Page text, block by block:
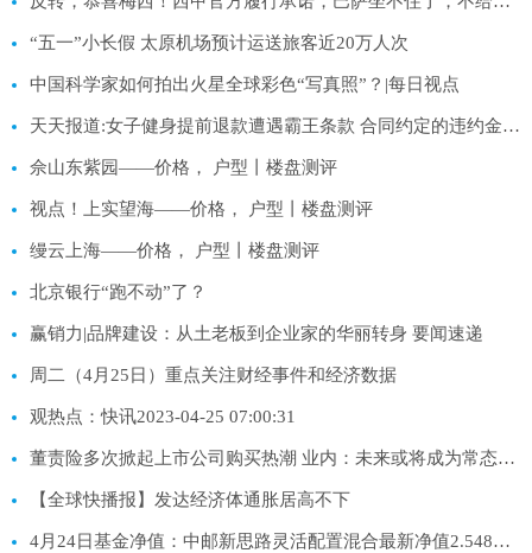
“五一”小长假 太原机场预计运送旅客近20万人次
中国科学家如何拍出火星全球彩色“写真照”？|每日视点
天天报道:女子健身提前退款遭遇霸王条款 合同约定的违约金从30%升至50% 多方调解终解决问题
佘山东紫园——价格， 户型丨楼盘测评
视点！上实望海——价格， 户型丨楼盘测评
缦云上海——价格， 户型丨楼盘测评
北京银行“跑不动”了？
赢销力|品牌建设：从土老板到企业家的华丽转身 要闻速递
周二（4月25日）重点关注财经事件和经济数据
观热点：快讯2023-04-25 07:00:31
董责险多次掀起上市公司购买热潮 业内：未来或将成为常态_每日快看
【全球快播报】发达经济体通胀居高不下
4月24日基金净值：中邮新思路灵活配置混合最新净值2.548，跌1.32%